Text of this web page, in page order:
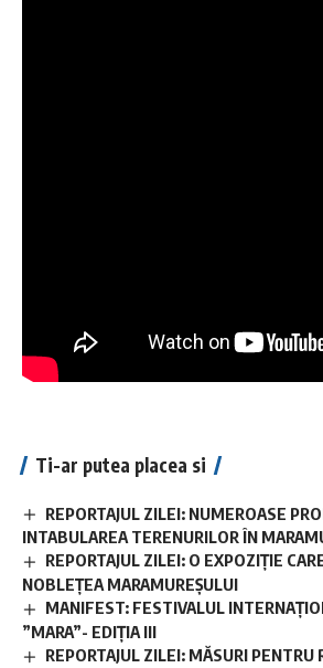
Ti-ar putea placea si
REPORTAJUL ZILEI: NUMEROASE
INTABULAREA TERENURILOR ÎN
REPORTAJUL ZILEI: O EXPOZIȚIE
NOBLEȚEA MARAMUREȘULUI
MANIFEST: FESTIVALUL
”MARA”- EDIȚIA III
REPORTAJUL ZILEI: MĂSURI PENTRU